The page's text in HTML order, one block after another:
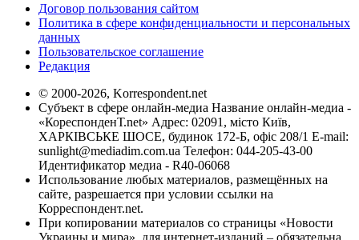
Договор пользования сайтом
Политика в сфере конфиденциальности и персональных
данных
Пользовательское соглашение
Редакция
© 2000-2026, Korrespondent.net
Субъект в сфере онлайн-медиа Название онлайн-медиа -
«КореспонденТ.net» Адрес: 02091, місто Київ,
ХАРКІВСЬКЕ ШОСЕ, будинок 172-Б, офіс 208/1 E-mail:
sunlight@mediadim.com.ua Телефон: 044-205-43-00
Идентификатор медиа - R40-06068
Использование любых материалов, размещённых на
сайте, разрешается при условии ссылки на
Корреспондент.net.
При копировании материалов со страницы «Новости
Украины и мира», для интернет-изданий – обязательна